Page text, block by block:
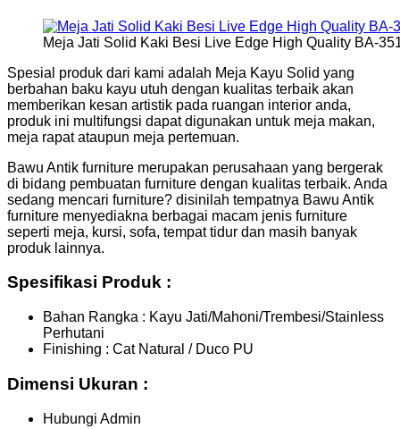
Meja Jati Solid Kaki Besi Live Edge High Quality BA-
Spesial produk dari kami adalah Meja Kayu Solid yang
berbahan baku kayu utuh dengan kualitas terbaik akan
memberikan kesan artistik pada ruangan interior anda,
produk ini multifungsi dapat digunakan untuk meja makan,
meja rapat ataupun meja pertemuan.
Bawu Antik furniture merupakan perusahaan yang bergerak
di bidang pembuatan furniture dengan kualitas terbaik. Anda
sedang mencari furniture? disinilah tempatnya Bawu Antik
furniture menyediakna berbagai macam jenis furniture
seperti meja, kursi, sofa, tempat tidur dan masih banyak
produk lainnya.
Spesifikasi Produk :
Bahan Rangka : Kayu Jati/Mahoni/Trembesi/Stainless
Perhutani
Finishing : Cat Natural / Duco PU
Dimensi Ukuran :
Hubungi Admin